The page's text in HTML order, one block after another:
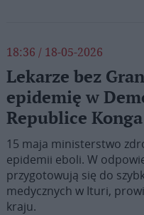
18:36 / 18-05-2026
Lekarze bez
epidemię w
Republice Konga
15 maja ministerstwo
epidemii eboli. W
przygotowują się do
medycznych w Ituri,
kraju.